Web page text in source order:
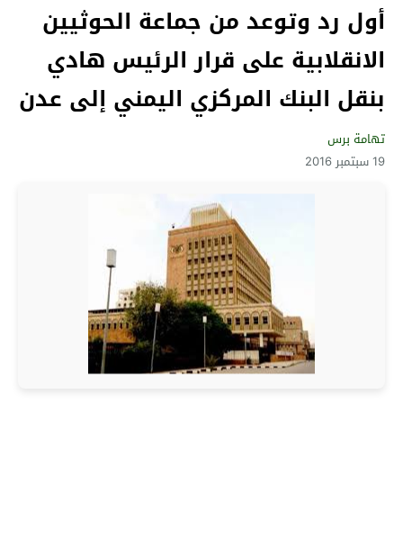
أول رد وتوعد من جماعة الحوثيين
الانقلابية على قرار الرئيس هادي
بنقل البنك المركزي اليمني إلى عدن
تهامة برس
19 سبتمبر 2016